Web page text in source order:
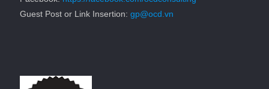
Guest Post or Link Insertion: gp@ocd.vn